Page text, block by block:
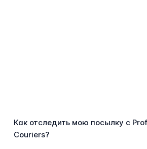
Как отследить мою посылку с
Couriers?